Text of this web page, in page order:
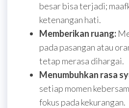
besar bisa terjadi;
ketenangan hati.
Memberikan ruang:
pada pasangan atau
tetap merasa dihargai.
Menumbuhkan rasa
setiap momen
fokus pada kekurangan.